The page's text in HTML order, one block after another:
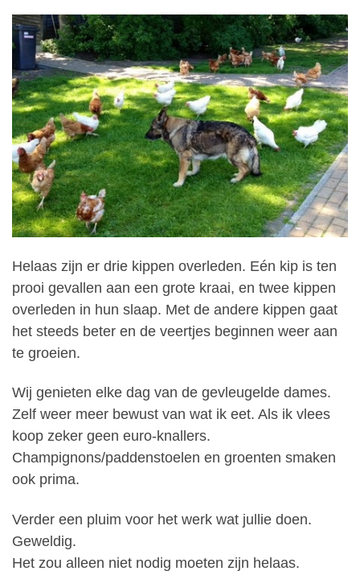
Helaas zijn er drie kippen overleden. Eén kip is ten
prooi gevallen aan een grote kraai, en twee kippen
overleden in hun slaap. Met de andere kippen gaat
het steeds beter en de veertjes beginnen weer aan
te groeien.
Wij genieten elke dag van de gevleugelde dames.
Zelf weer meer bewust van wat ik eet. Als ik vlees
koop zeker geen euro-knallers.
Champignons/paddenstoelen en groenten smaken
ook prima.
Verder een pluim voor het werk wat jullie doen.
Geweldig.
Het zou alleen niet nodig moeten zijn helaas.